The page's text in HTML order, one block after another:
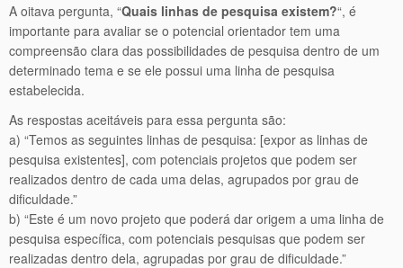
A oitava pergunta, “Quais linhas de pesquisa existem?“, é
importante para avaliar se o potencial orientador tem uma
compreensão clara das possibilidades de pesquisa dentro de um
determinado tema e se ele possui uma linha de pesquisa
estabelecida.
As respostas aceitáveis para essa pergunta são:
a) “Temos as seguintes linhas de pesquisa: [expor as linhas de
pesquisa existentes], com potenciais projetos que podem ser
realizados dentro de cada uma delas, agrupados por grau de
dificuldade.”
b) “Este é um novo projeto que poderá dar origem a uma linha de
pesquisa específica, com potenciais pesquisas que podem ser
realizadas dentro dela, agrupadas por grau de dificuldade.”